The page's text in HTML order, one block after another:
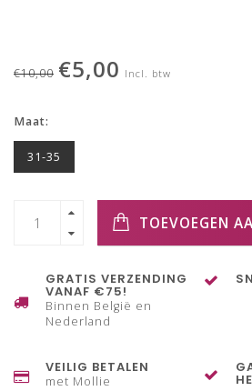
€10,00 €5,00 Incl. btw
Maat:
31-35
TOEVOEGEN
GRATIS VERZENDING
VANAF €75!
Binnen België en
Nederland
VEILIG BETALEN
met Mollie